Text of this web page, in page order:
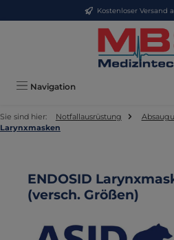
Zum Hauptinhalt springenKostenloser Versand
Navigation
Sie sind hier: Notfallausrüstung
Larynxmasken
ENDOSID
(versch. Größen)